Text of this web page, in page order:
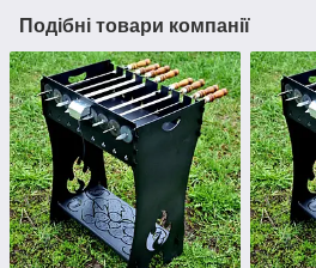
Подібні товари компанії